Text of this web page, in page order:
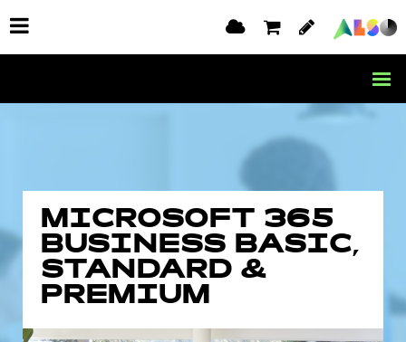
MICROSOFT 365
BUSINESS BASIC,
STANDARD &
PREMIUM